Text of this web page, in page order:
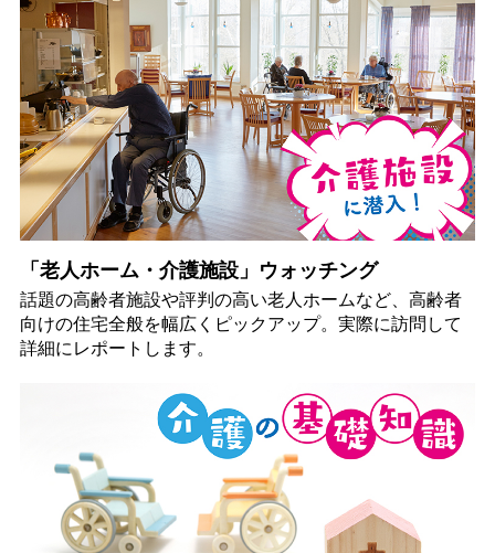
「老人ホーム・介護施設」ウォッチング
話題の高齢者施設や評判の高い老人ホームなど、高齢者
向けの住宅全般を幅広くピックアップ。実際に訪問して
詳細にレポートします。